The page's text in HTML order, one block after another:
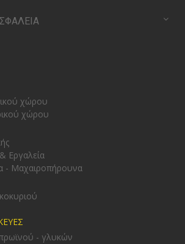
χώρου
χώρου
Εργαλεία
- Μαχαιροπήρουνα
- γλυκών